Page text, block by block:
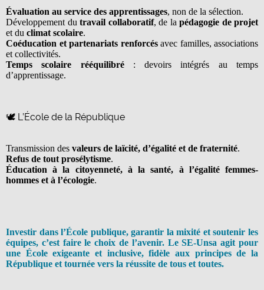
Évaluation au service des apprentissages, non de la sélection.
Développement du travail collaboratif, de la pédagogie de projet
et du climat scolaire.
Coéducation et partenariats renforcésavec familles, associations
et collectivités.
Temps scolaire rééquilibré: devoirs intégrés au temps
d’apprentissage.
🕊️ L’École de la République
Transmission des valeurs de laïcité, d’égalité et de fraternité.
Refus de tout prosélytisme.
Éducation à la citoyenneté, à la santé, à l’égalité femmes-
hommes et à l’écologie.
Investir dans l’École publique, garantir la mixité et soutenir les
équipes, c’est faire le choix de l’avenir. Le SE-Unsa agit pour
une École exigeante et inclusive, fidèle aux principes de la
République et tournée vers la réussite de tous et toutes.